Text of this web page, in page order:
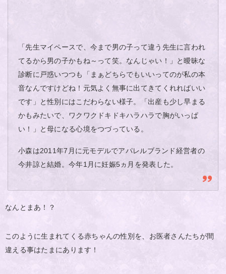
「先生マイペースで、今まで男の子って違う先生に言われ
てるから男の子かもね～って笑。なんじゃい！」と曖昧な
診断に戸惑いつつも「まぁどちらでもいいってのが私の本
音なんですけどね！元気よく無事に出てきてくれればいい
です」と性別にはこだわらない様子。「出産も少し早まる
かもみたいで、ワクワクドキドキハラハラで胸がいっぱ
い！」と母になる心境をつづっている。
小森は2011年7月に元モデルでアパレルブランド経営者の
今井諒と結婚。今年1月に妊娠5ヵ月を発表した。
なんとまあ！？
このように生まれてくる赤ちゃんの性別を、お医者さんたちが間
違える事はたまにあります！